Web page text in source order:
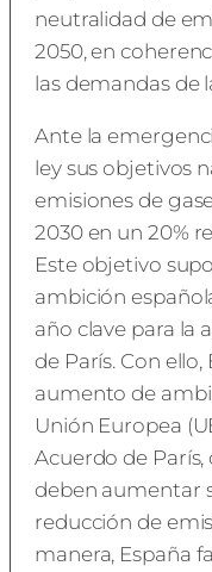
neutralidad de
2050, en
las demandas de
Ante la
ley sus objetivos
emisiones de
2030 en un 20%
Este objetivo
ambición
año clave para la
de París. Con ello,
aumento de
Unión Europea
Acuerdo de París,
deben aumentar
reducción de
manera, España